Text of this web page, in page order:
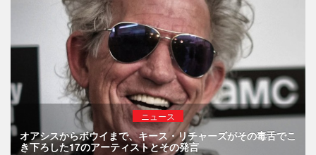
ニュース
オアシスからボウイまで、キース・リチャーズがその毒舌でこ
き下ろした17のアーティストとその発言